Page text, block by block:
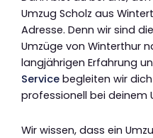
Umzug Scholz aus
Adresse. Denn wir sind
Umzüge von Winterthur
langjährigen Erfahrung
Service begleiten wir
professionell bei deinem
Wir wissen, dass ein